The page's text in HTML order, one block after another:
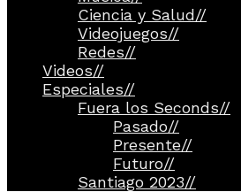
Ciencia y Salud//
Videojuegos//
Redes//
Videos//
Especiales//
Fuera los Seconds//
Pasado//
Presente//
Futuro//
Santiago 2023//